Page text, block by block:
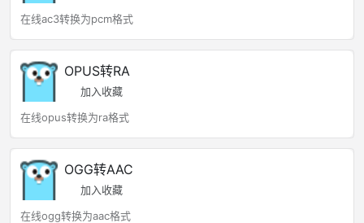
在线ac3转换为pcm格式
OPUS转RA
加入收藏
在线opus转换为ra格式
OGG转AAC
加入收藏
在线ogg转换为aac格式